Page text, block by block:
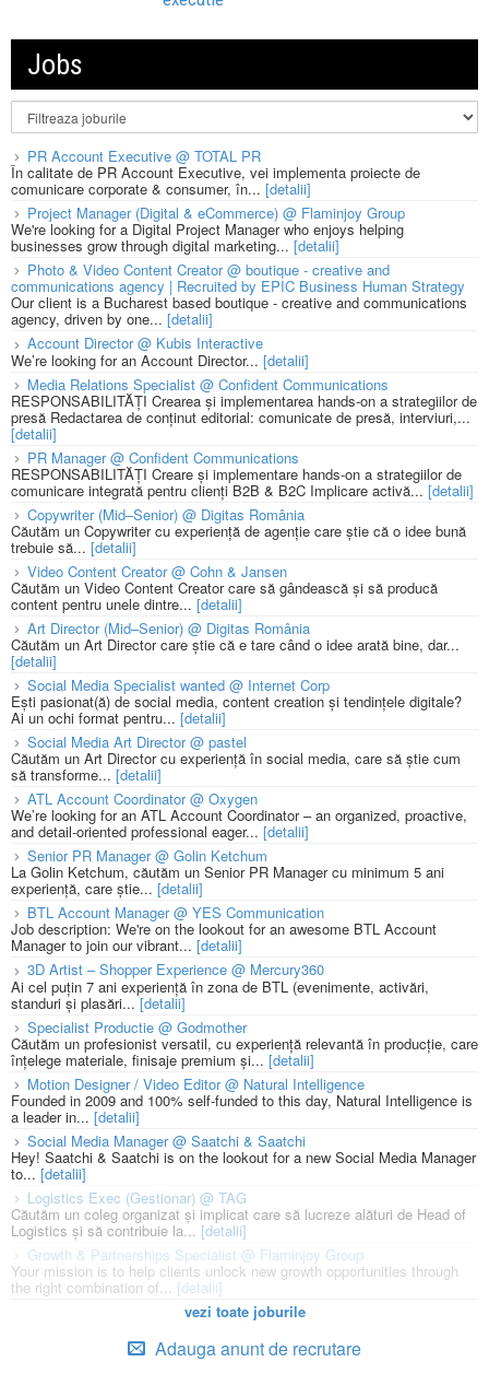
Jobs
PR Account Executive @ TOTAL PR
În calitate de PR Account Executive, vei implementa proiecte de
comunicare corporate & consumer, în... [detalii]
Project Manager (Digital & eCommerce) @ Flaminjoy Group
We're looking for a Digital Project Manager who enjoys helping
businesses grow through digital marketing... [detalii]
Photo & Video Content Creator @ boutique - creative and
communications agency | Recruited by EPIC Business Human Strategy
Our client is a Bucharest based boutique - creative and communications
agency, driven by one... [detalii]
Account Director @ Kubis Interactive
We’re looking for an Account Director... [detalii]
Media Relations Specialist @ Confident Communications
RESPONSABILITĂȚI Crearea și implementarea hands-on a strategiilor de
presă Redactarea de conținut editorial: comunicate de presă, interviuri,...
[detalii]
PR Manager @ Confident Communications
RESPONSABILITĂȚI Creare și implementare hands-on a strategiilor de
comunicare integrată pentru clienți B2B & B2C Implicare activă... [detalii]
Copywriter (Mid–Senior) @ Digitas România
Căutăm un Copywriter cu experiență de agenție care știe că o idee bună
trebuie să... [detalii]
Video Content Creator @ Cohn & Jansen
Căutăm un Video Content Creator care să gândească și să producă
content pentru unele dintre... [detalii]
Art Director (Mid–Senior) @ Digitas România
Căutăm un Art Director care știe că e tare când o idee arată bine, dar...
[detalii]
Social Media Specialist wanted @ Internet Corp
Ești pasionat(ă) de social media, content creation și tendințele digitale?
Ai un ochi format pentru... [detalii]
Social Media Art Director @ pastel
Căutăm un Art Director cu experiență în social media, care să știe cum
să transforme... [detalii]
ATL Account Coordinator @ Oxygen
We’re looking for an ATL Account Coordinator – an organized, proactive,
and detail-oriented professional eager... [detalii]
Senior PR Manager @ Golin Ketchum
La Golin Ketchum, căutăm un Senior PR Manager cu minimum 5 ani
experiență, care știe... [detalii]
BTL Account Manager @ YES Communication
Job description: We're on the lookout for an awesome BTL Account
Manager to join our vibrant... [detalii]
3D Artist – Shopper Experience @ Mercury360
Ai cel puțin 7 ani experiență în zona de BTL (evenimente, activări,
standuri și plasări...[detalii]
Specialist Productie @ Godmother
Căutăm un profesionist versatil, cu experiență relevantă în producție, care
înțelege materiale, finisaje premium și... [detalii]
Motion Designer / Video Editor @ Natural Intelligence
Founded in 2009 and 100% self-funded to this day, Natural Intelligence is
a leader in... [detalii]
Social Media Manager @ Saatchi & Saatchi
Hey! Saatchi & Saatchi is on the lookout for a new Social Media Manager
to... [detalii]
Logistics Exec (Gestionar) @ TAG
Căutăm un coleg organizat și implicat care să lucreze alături de Head of
Logistics și să contribuie la... [detalii]
Growth & Partnerships Specialist @ Flaminjoy Group
Your mission is to help clients unlock new growth opportunities through
the right combination of... [detalii]
vezi toate joburile
Adauga anunt de recrutare